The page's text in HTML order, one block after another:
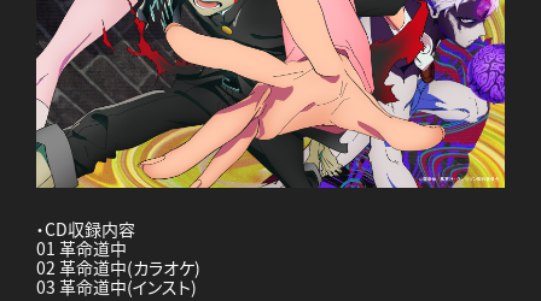
・CD収録内容
01 革命道中
02 革命道中(カラオケ)
03 革命道中(インスト)